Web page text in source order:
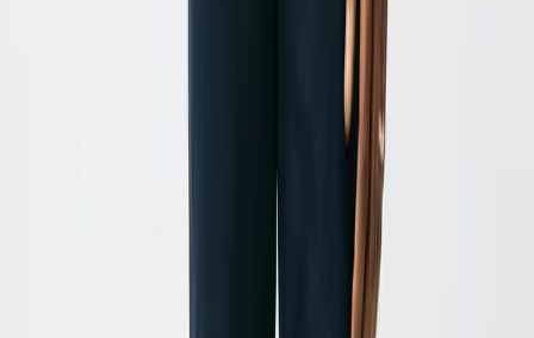
variar ligeiramente dependendo da complexidade da
animação e das opções selecionadas. Assim que o seu
vídeo estiver pronto, receberá uma notificação por
Posso editar o vídeo depois de a IA o ter criado?
Com certeza! Todos os vídeos criados com o Revid AI
são totalmente editáveis. Após a geração, terá acesso
total ao nosso editor de vídeo, onde pode cortar clipes,
ajustar o tempo, adicionar sobreposições de texto,
alterar a música e muito mais para garantir que o